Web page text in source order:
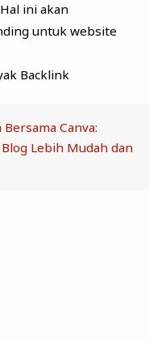
ini akan
untuk website
Backlink
Canva:
Lebih Mudah dan